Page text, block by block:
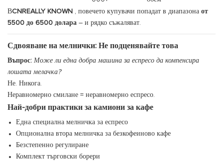
ВCNREALLY KNOWN , повечето купувачи попадат в диапазона от
5500 до 6500 долара – и рядко съжаляват.
Сдвояване на мелнички: Не подценявайте това
Въпрос: Може ли една добра машина за еспресо да компенсира
лошата мелачка?
Не. Никога.
Неравномерно смилане = неравномерно еспресо.
Най-добри практики за камиони за кафе
Една специална мелничка за еспресо
Опционална втора мелничка за безкофеиново кафе
Безстепенно регулиране
Комплект търговски борери